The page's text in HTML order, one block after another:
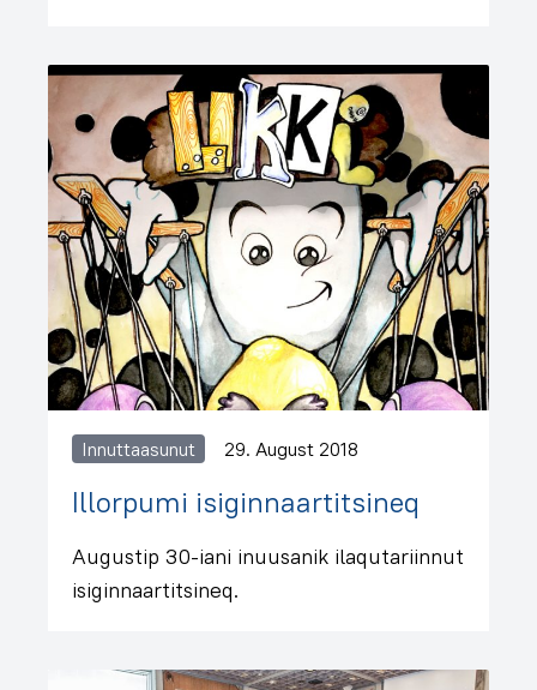
Innuttaasunut 29. August 2018
Illorpumi isiginnaartitsineq
Augustip 30-iani inuusanik ilaqutariinnut
isiginnaartitsineq.